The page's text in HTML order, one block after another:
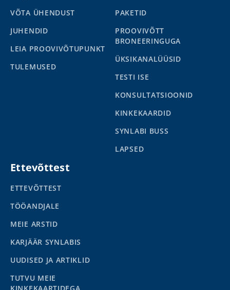
VÕTA ÜHENDUST
JUHENDID
LEIA PROOVIVÕTUPUNKT
TULEMUSED
PAKETID
PROOVIVÕTT
BRONEERINGUGA
ÜKSIKANALÜÜSID
TESTI ISE
KONSULTATSIOONID
KINKEKAARDID
SYNLABI BUSS
LAPSED
Ettevõttest
ETTEVÕTTEST
TÖÖANDJALE
MEIE ARSTID
KARJÄÄR SYNLABIS
UUDISED JA ARTIKLID
TUTVU MEIE